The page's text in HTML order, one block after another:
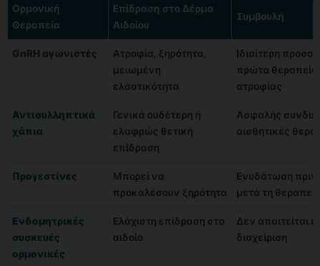
Ορμονική
Θεραπεία
Επίδραση στο Δέρμα
Αιδοίου
Συμβουλή
GnRH αγωνιστές
Ατροφία, ξηρότητα,
μειωμένη
ελαστικότητα
Ιδιαίτερη
πρώτα θεραπεία
ατροφίας
Αντισυλληπτικά
χάπια
Γενικά ουδέτερη ή
ελαφρώς θετική
επίδραση
Ασφαλής
αισθητικές
Προγεστίνες
Μπορεί να
προκαλέσουν ξηρότητα
Ενυδάτωση πριν
μετά τη
Ενδομητρικές
συσκευές
ορμονικές
Ελάχιστη επίδραση στο
αιδοίο
Δεν απαιτείται
διαχείριση